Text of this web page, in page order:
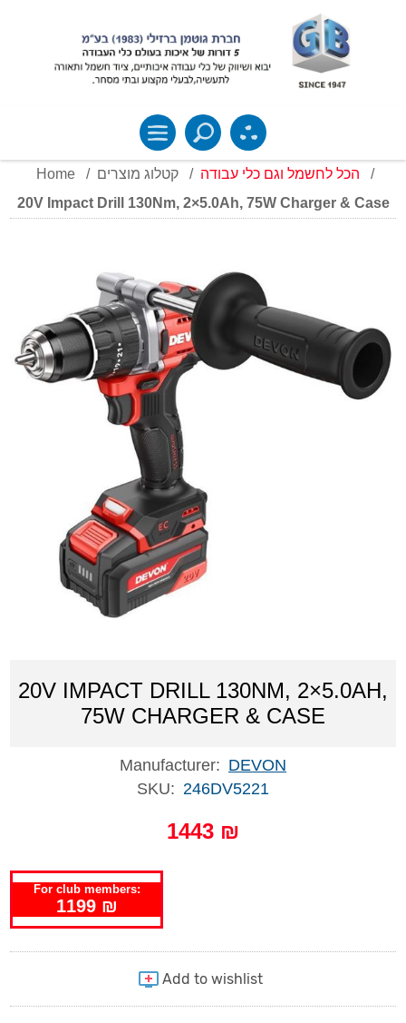
Home / קטלוג מוצרים / הכל לחשמל וגם כלי עבודה
/
20V Impact Drill 130Nm, 2×5.0Ah, 75W Charger & Case
20V IMPACT DRILL 130NM, 2×5.0AH,
75W CHARGER & CASE
Manufacturer: DEVON
SKU: 246DV5221
1443 ₪
For club members:
1199 ₪